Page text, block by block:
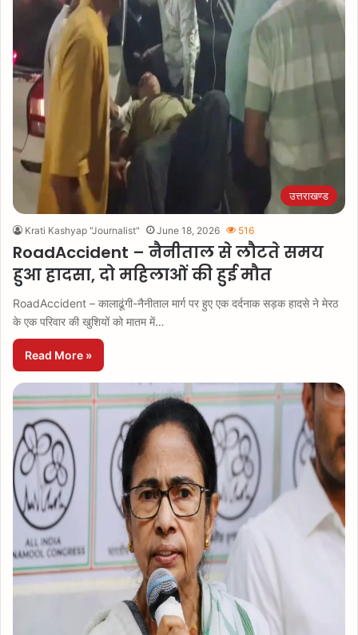
उत्तराखण्ड
Krati Kashyap "Journalist" June 18, 2026 516
RoadAccident – नैनीताल से लौटते समय
हुआ हादसा, दो महिलाओं की हुई मौत
RoadAccident – कालाढूंगी-नैनीताल मार्ग पर हुए एक दर्दनाक सड़क हादसे ने मेरठ
के एक परिवार की खुशियों को मातम में…
Read More »